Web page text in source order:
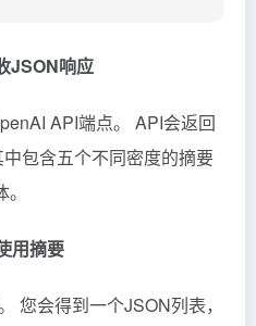
JSON响应
API端点。 API会返回
包含五个不同密度的摘要
用摘要
您会得到一个JSON列表，